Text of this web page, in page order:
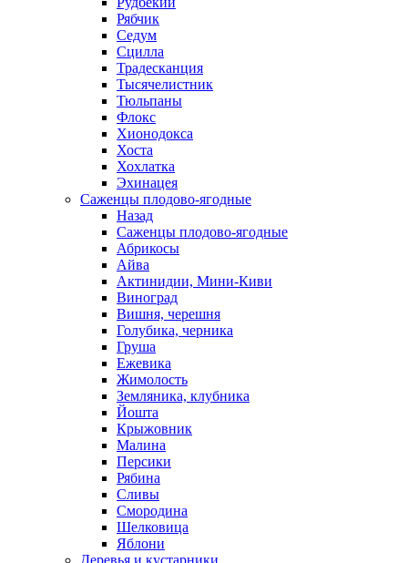
Рябчик
Седум
Сцилла
Традесканция
Тысячелистник
Тюльпаны
Флокс
Хионодокса
Хоста
Хохлатка
Эхинацея
Саженцы плодово-ягодные
Назад
Саженцы плодово-ягодные
Абрикосы
Айва
Актинидии, Мини-Киви
Виноград
Вишня, черешня
Голубика, черника
Груша
Ежевика
Жимолость
Земляника, клубника
Йошта
Крыжовник
Малина
Персики
Рябина
Сливы
Смородина
Шелковица
Яблони
Деревья и кустарники